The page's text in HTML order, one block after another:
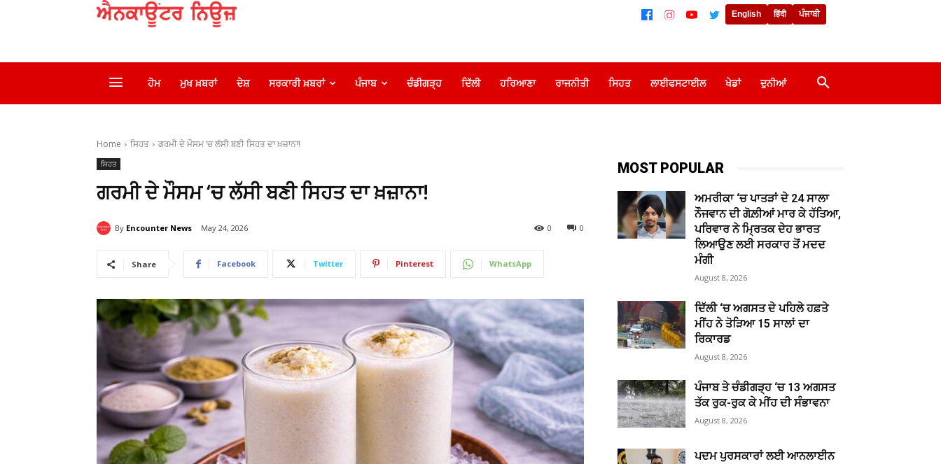
English हिंदी ਪੰਜਾਬੀ
ਹੋਮ ਮੁਖ ਖ਼ਬਰਾਂ ਦੇਸ਼ ਸਰਕਾਰੀ ਖ਼ਬਰਾਂ ਪੰਜਾਬ ਚੰਡੀਗੜ੍ਹ ਦਿੱਲੀ ਹਰਿਆਣਾ ਰਾਜਨੀਤੀ ਸਿਹਤ ਲਾਈਫਸਟਾਈਲ ਖੇਡਾਂ ਦੁਨੀਆਂ
Home ਸਿਹਤ ਗਰਮੀ ਦੇ ਮੌਸਮ ‘ਚ ਲੱਸੀ ਬਣੀ ਸਿਹਤ ਦਾ ਖ਼ਜ਼ਾਨਾ!
ਸਿਹਤ
ਗਰਮੀ ਦੇ ਮੌਸਮ ‘ਚ ਲੱਸੀ ਬਣੀ ਸਿਹਤ ਦਾ ਖ਼ਜ਼ਾਨਾ!
By Encounter News May 24, 2026 0
0
Share Facebook Twitter Pinterest WhatsApp
MOST POPULAR
ਅਮਰੀਕਾ ‘ਚ ਪਾਤੜਾਂ ਦੇ 24 ਸਾਲਾ
ਨੌਜਵਾਨ ਦੀ ਗੋਲ਼ੀਆਂ ਮਾਰ ਕੇ ਹੱਤਿਆ,
ਪਰਿਵਾਰ ਨੇ ਮ੍ਰਿਤਕ ਦੇਹ ਭਾਰਤ
ਲਿਆਉਣ ਲਈ ਸਰਕਾਰ ਤੋਂ ਮਦਦ
ਮੰਗੀ
August 8, 2026
ਦਿੱਲੀ ‘ਚ ਅਗਸਤ ਦੇ ਪਹਿਲੇ ਹਫ਼ਤੇ
ਮੀਂਹ ਨੇ ਤੋੜਿਆ 15 ਸਾਲਾਂ ਦਾ
ਰਿਕਾਰਡ
August 8, 2026
ਪੰਜਾਬ ਤੇ ਚੰਡੀਗੜ੍ਹ ‘ਚ 13 ਅਗਸਤ
ਤੱਕ ਰੁਕ-ਰੁਕ ਕੇ ਮੀਂਹ ਦੀ ਸੰਭਾਵਨਾ
August 8, 2026
ਪਦਮ ਪੁਰਸਕਾਰਾਂ ਲਈ ਆਨਲਾਈਨ